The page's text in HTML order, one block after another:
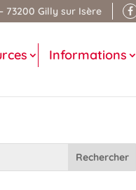
73200 Gilly sur Isère
Informations